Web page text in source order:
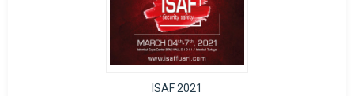
ISAF 2021